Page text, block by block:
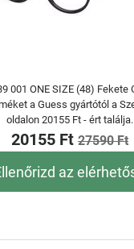
001 ONE SIZE (48) Fekete
a Guess gyártótól a
oldalon 20155 Ft - ért találja.
20155 Ft 27590 Ft
az